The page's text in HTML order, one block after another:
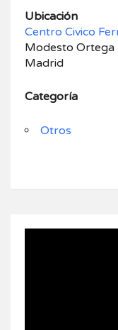
Ubicación
Centro Civico
Modesto Ortega
Madrid
Categoría
Otros